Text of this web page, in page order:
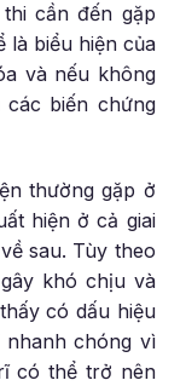
cần đến gặp
là biểu hiện của
và nếu không
biến chứng
thường gặp ở
hiện ở cả giai
sau. Tùy theo
khó chịu và
có dấu hiệu
chóng vì
có thể trở nên